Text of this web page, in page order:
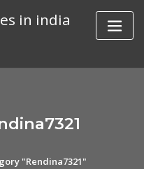
in india
"Rendina7321"